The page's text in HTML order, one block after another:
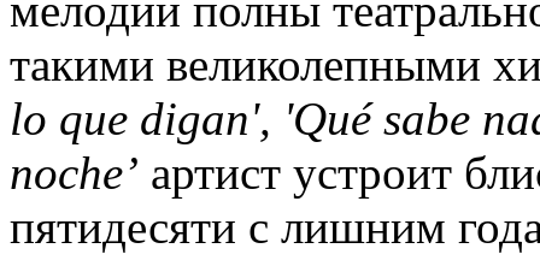
такими великолепными
lo que digan', 'Qué sabe
noche’ артист устроит
пятидесяти с лишним